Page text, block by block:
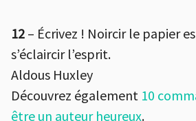
12 – Écrivez ! Noircir le papier
s’éclaircir l’esprit.
Aldous Huxley
Découvrez également 10
être un auteur heureux.